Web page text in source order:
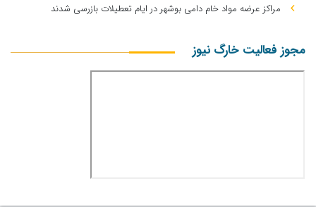
مراکز عرضه مواد خام دامی بوشهر در ایام تعطیلات بازرسی شدند
مجوز فعالیت خارگ نیوز